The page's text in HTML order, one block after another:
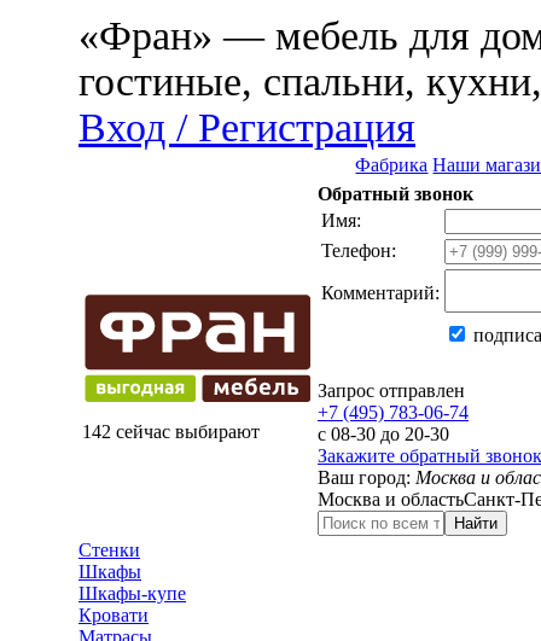
«Фран» — мебель для
гостиные, спальни,
Вход / Регистрация
Фабрика Наши
142 сейчас выбирают
Обратный звонок
Имя:
Телефон:
Комментарий:
Запрос отправлен
+7 (495) 783-06-74
с 08-30 до 20-30
Закажите обратный звонок
Ваш город: Москва и
Москва и областьСанкт-
Найти
Стенки
Шкафы
Шкафы-купе
Кровати
Матрасы